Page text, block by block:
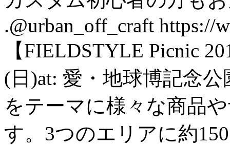
.@urban_off_craft https://
【FIELDSTYLE Picnic
(日)at: 愛・地球博記念
をテーマに様々な商品
す。3つのエリアに約